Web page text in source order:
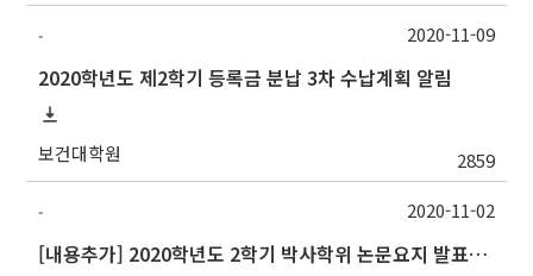
-
2020학년도 제2학기 등록금 분납 3차 수납계획 알림
보건대학원 2859
2020-11-09
-
[내용추가] 2020학년도 2학기 박사학위 논문요지 발표회 안내
2020-11-02